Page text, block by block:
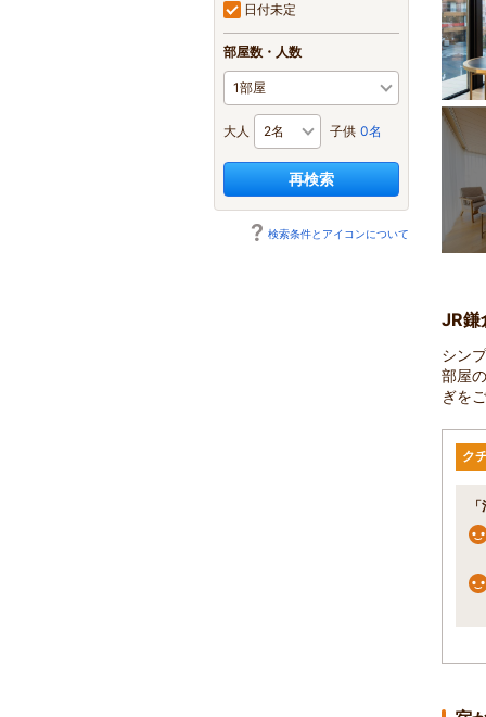
日付未定
部屋数・人数
大人 子供 0名
再検索
検索条件とアイコンについて
JR鎌
シン
部屋
ぎを
ク